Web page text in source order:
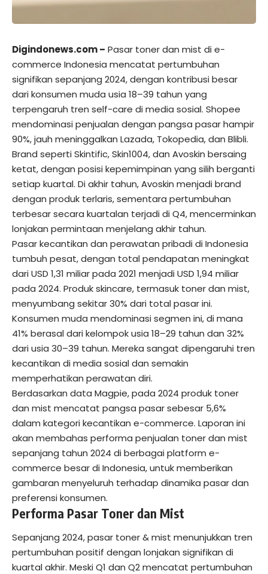
Digindonews.com – Pasar toner dan mist di e-
commerce Indonesia mencatat pertumbuhan
signifikan sepanjang 2024, dengan kontribusi besar
dari konsumen muda usia 18–39 tahun yang
terpengaruh tren self-care di media sosial. Shopee
mendominasi penjualan dengan pangsa pasar hampir
90%, jauh meninggalkan Lazada, Tokopedia, dan Blibli.
Brand seperti Skintific, Skin1004, dan Avoskin bersaing
ketat, dengan posisi kepemimpinan yang silih berganti
setiap kuartal. Di akhir tahun, Avoskin menjadi brand
dengan produk terlaris, sementara pertumbuhan
terbesar secara kuartalan terjadi di Q4, mencerminkan
lonjakan permintaan menjelang akhir tahun.
Pasar kecantikan dan perawatan pribadi di Indonesia
tumbuh pesat, dengan total pendapatan meningkat
dari USD 1,31 miliar pada 2021 menjadi USD 1,94 miliar
pada 2024. Produk skincare, termasuk toner dan mist,
menyumbang sekitar 30% dari total pasar ini.
Konsumen muda mendominasi segmen ini, di mana
41% berasal dari kelompok usia 18–29 tahun dan 32%
dari usia 30–39 tahun. Mereka sangat dipengaruhi tren
kecantikan di media sosial dan semakin
memperhatikan perawatan diri.
Berdasarkan data Magpie, pada 2024 produk toner
dan mist mencatat pangsa pasar sebesar 5,6%
dalam kategori kecantikan e-commerce. Laporan ini
akan membahas performa penjualan toner dan mist
sepanjang tahun 2024 di berbagai platform e-
commerce besar di Indonesia, untuk memberikan
gambaran menyeluruh terhadap dinamika pasar dan
preferensi konsumen.
Performa Pasar Toner dan Mist
Sepanjang 2024, pasar toner & mist menunjukkan tren
pertumbuhan positif dengan lonjakan signifikan di
kuartal akhir. Meski Q1 dan Q2 mencatat pertumbuhan